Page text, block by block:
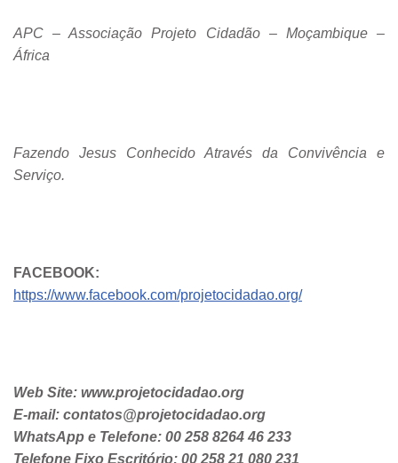
APC – Associação Projeto Cidadão – Moçambique –
África
Fazendo Jesus Conhecido Através da Convivência e
Serviço.
FACEBOOK:
https://www.facebook.com/projetocidadao.org/
Web Site: www.projetocidadao.org
E-mail: contatos@projetocidadao.org
WhatsApp e Telefone: 00 258 8264 46 233
Telefone Fixo Escritório: 00 258 21 080 231